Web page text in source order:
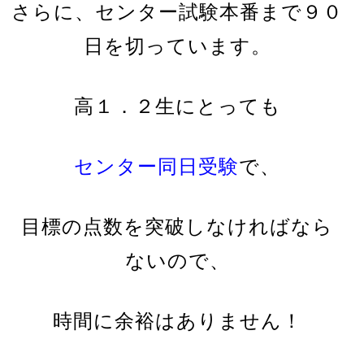
さらに、センター試験本番まで９０
日を切っています。
高１．２生にとっても
センター同日受験で、
目標の点数を突破しなければなら
ないので、
時間に余裕はありません！